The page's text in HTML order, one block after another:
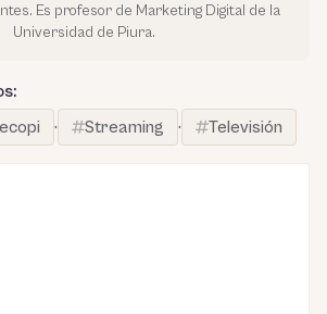
Es profesor de Marketing Digital de la
Universidad de Piura.
· Streaming · Televisión